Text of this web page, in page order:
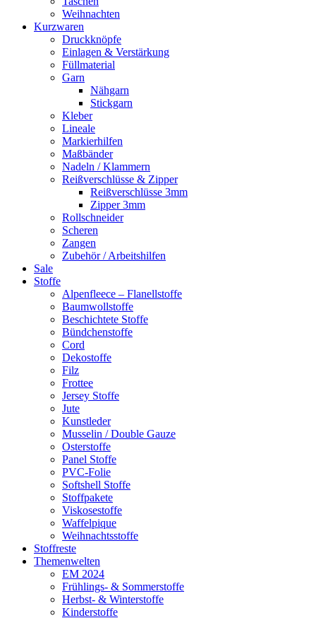
Weihnachten
Kurzwaren
Druckknöpfe
Einlagen & Verstärkung
Füllmaterial
Garn
Nähgarn
Stickgarn
Kleber
Lineale
Markierhilfen
Maßbänder
Nadeln / Klammern
Reißverschlüsse & Zipper
Reißverschlüsse 3mm
Zipper 3mm
Rollschneider
Scheren
Zangen
Zubehör / Arbeitshilfen
Sale
Stoffe
Alpenfleece – Flanellstoffe
Baumwollstoffe
Beschichtete Stoffe
Bündchenstoffe
Cord
Dekostoffe
Filz
Frottee
Jersey Stoffe
Jute
Kunstleder
Musselin / Double Gauze
Osterstoffe
Panel Stoffe
PVC-Folie
Softshell Stoffe
Stoffpakete
Viskosestoffe
Waffelpique
Weihnachtsstoffe
Stoffreste
Themenwelten
EM 2024
Frühlings- & Sommerstoffe
Herbst- & Winterstoffe
Kinderstoffe